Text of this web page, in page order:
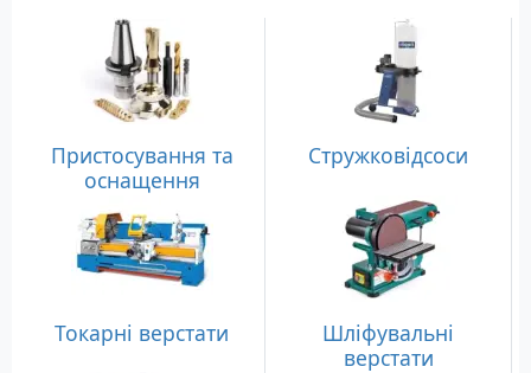
Пристосування та
оснащення
Стружковідсоси
Токарні верстати
Шліфувальні
верстати